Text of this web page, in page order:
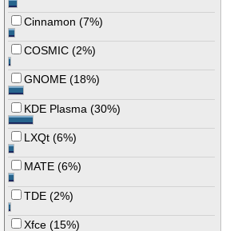
Cinnamon (7%)
COSMIC (2%)
GNOME (18%)
KDE Plasma (30%)
LXQt (6%)
MATE (6%)
TDE (2%)
Xfce (15%)